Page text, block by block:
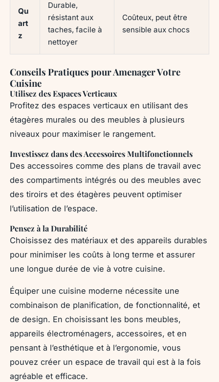
Qu
art
z
Durable,
résistant aux
taches, facile à
nettoyer
Coûteux, peut être
sensible aux chocs
Conseils Pratiques pour Amenager Votre
Cuisine
Utilisez des Espaces Verticaux
Profitez des espaces verticaux en utilisant des
étagères murales ou des meubles à plusieurs
niveaux pour maximiser le rangement.
Investissez dans des Accessoires Multifonctionnels
Des accessoires comme des plans de travail avec
des compartiments intégrés ou des meubles avec
des tiroirs et des étagères peuvent optimiser
l’utilisation de l’espace.
Pensez à la Durabilité
Choisissez des matériaux et des appareils durables
pour minimiser les coûts à long terme et assurer
une longue durée de vie à votre cuisine.
Équiper une cuisine moderne nécessite une
combinaison de planification, de fonctionnalité, et
de design. En choisissant les bons meubles,
appareils électroménagers, accessoires, et en
pensant à l’esthétique et à l’ergonomie, vous
pouvez créer un espace de travail qui est à la fois
agréable et efficace.